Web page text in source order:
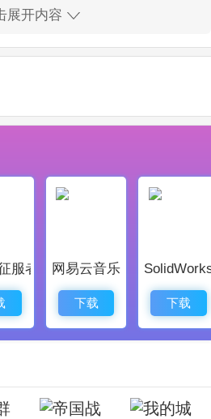
器进行战斗。
入联盟，与他玩家合作，互相
以真实的历史为背景，再现古
身临境的感觉。
高清画质和精致的场景设计，
验。
持玩家之间的联盟、外交和战
各种任务、活动和挑战，让玩
展开内容
服者 网易云音乐
下载 下载